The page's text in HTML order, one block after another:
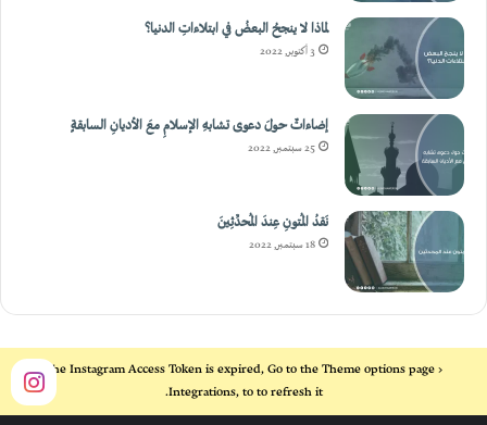
لماذا لا ينجحُ البعضُ في ابتلاءاتِ الدنيا؟
3 أكتوبر, 2022
إضاءاتٌ حولَ دعوى تشابهِ الإسلامِ معَ الأديانِ السابقةٍ
25 سبتمبر, 2022
نَقدُ المُتونِ عِندَ المُحدِّثِينَ
18 سبتمبر, 2022
The Instagram Access Token is expired, Go to the Theme options page >
Integrations, to to refresh it.